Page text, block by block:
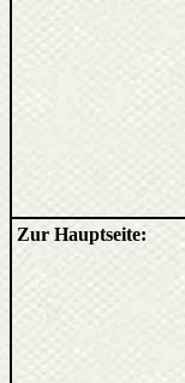
Zur Hauptseite: